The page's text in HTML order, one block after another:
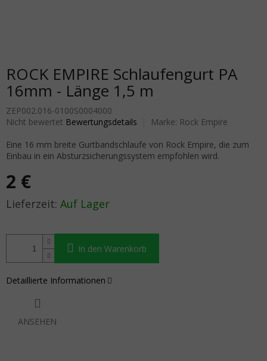
ROCK EMPIRE Schlaufengurt PA
16mm - Länge 1,5 m
ZEP002.016-0100S0004000
Die durchschnittliche Produktbewertung ist 0,0 von 5 Sternen.
Nicht bewertet Bewertungsdetails Marke: Rock Empire
2 €
Verkaufspreis: Auf Lager
In den Warenkorb
Eine 16 mm breite Gurtbandschlaufe von Rock Empire, die zum
Einbau in ein Absturzsicherungssystem empfohlen wird.
Detaillierte Informationen
ANSEHEN